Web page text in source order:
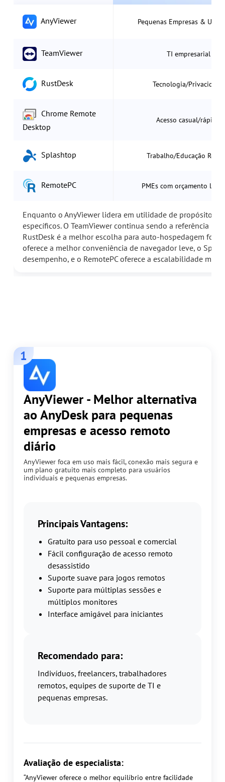
AnyViewer Pequenas Empresas & Uso
TeamViewer TI empresarial
RustDesk Tecnologia/Privacidade
Chrome Remote
Desktop
Acesso casual/rápido
Splashtop Trabalho/Educação
RemotePC PMEs com orçamento
Enquanto o AnyViewer lidera em utilidade de propósito
específicos. O TeamViewer continua sendo a referência
RustDesk é a melhor escolha para auto-hospedagem
oferece a melhor conveniência de navegador leve, o
desempenho, e o RemotePC oferece a escalabilidade
1
AnyViewer - Melhor alternativa
ao AnyDesk para pequenas
empresas e acesso remoto
diário
AnyViewer foca em uso mais fácil, conexão mais segura e
um plano gratuito mais completo para usuários
individuais e pequenas empresas.
Principais Vantagens:
Gratuito para uso pessoal e comercial
Fácil configuração de acesso remoto
desassistido
Suporte suave para jogos remotos
Suporte para múltiplas sessões e
múltiplos monitores
Interface amigável para iniciantes
Recomendado para:
Indivíduos, freelancers, trabalhadores
remotos, equipes de suporte de TI e
pequenas empresas.
Avaliação de especialista:
“AnyViewer oferece o melhor equilíbrio entre facilidade